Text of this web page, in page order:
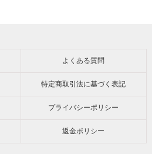
よくある質問
特定商取引法に基づく表記
プライバシーポリシー
返金ポリシー